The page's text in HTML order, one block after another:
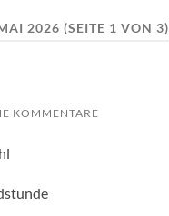
2026 (SEITE 1 VON 3)
KOMMENTARE